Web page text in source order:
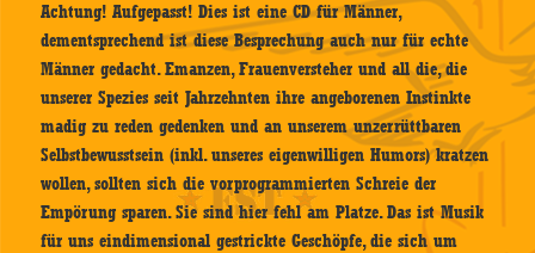
Achtung! Aufgepasst! Dies ist eine CD für Männer,
dementsprechend ist diese Besprechung auch nur für echte
Männer gedacht. Emanzen, Frauenversteher und all die, die
unserer Spezies seit Jahrzehnten ihre angeborenen Instinkte
madig zu reden gedenken und an unserem unzerrüttbaren
Selbstbewusstsein (inkl. unseres eigenwilligen Humors) kratzen
wollen, sollten sich die vorprogrammierten Schreie der
Empörung sparen. Sie sind hier fehl am Platze. Das ist Musik
für uns eindimensional gestrickte Geschöpfe, die sich um